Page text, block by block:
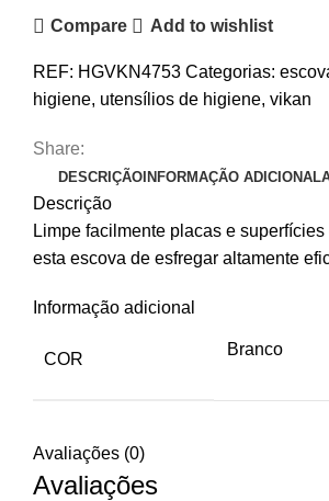
limpar
ou
grelhas,
150
mm,
cerdas
muito
Compare Add to wishlist
REF: HGVKN4753 Categorias:
higiene, utensílios de higiene, vikan
Share:
DESCRIÇÃOINFORMAÇÃO ADICIONAL
Descrição
Limpe facilmente placas e
esta escova de esfregar altamente
Informação adicional
COR
Branco
Avaliações (0)
Avaliações